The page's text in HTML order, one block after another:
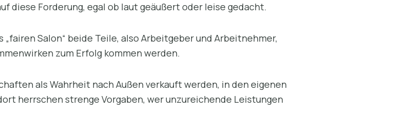
diese Forderung, egal ob laut geäußert oder leise gedacht.
Salon“ beide Teile, also Arbeitgeber und Arbeitnehmer,
zum Erfolg kommen werden.
als Wahrheit nach Außen verkauft werden, in den eigenen
herrschen strenge Vorgaben, wer unzureichende Leistungen